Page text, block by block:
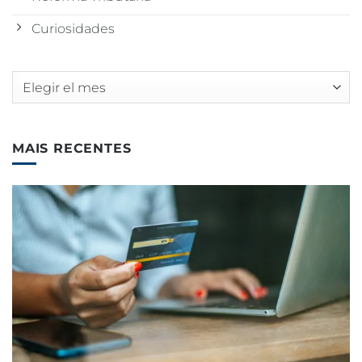
Curiosidades
Archivos
MAIS RECENTES